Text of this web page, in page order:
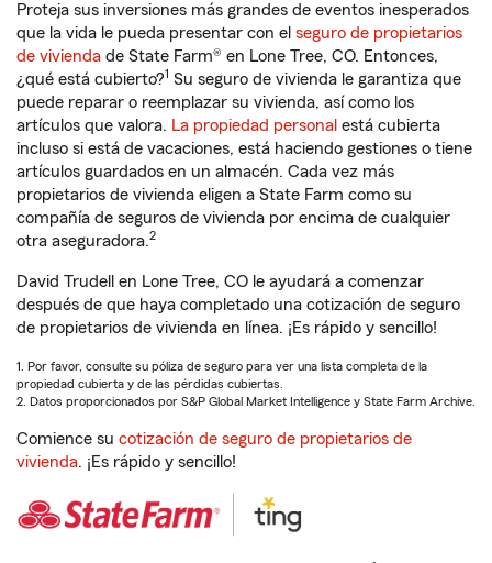
Proteja sus inversiones más grandes de eventos inesperados
que la vida le pueda presentar con el seguro de propietarios
de vivienda de State Farm® en Lone Tree, CO. Entonces,
¿qué está cubierto?1 Su seguro de vivienda le garantiza que
puede reparar o reemplazar su vivienda, así como los
artículos que valora. La propiedad personal está cubierta
incluso si está de vacaciones, está haciendo gestiones o tiene
artículos guardados en un almacén. Cada vez más
propietarios de vivienda eligen a State Farm como su
compañía de seguros de vivienda por encima de cualquier
otra aseguradora.2
David Trudell en Lone Tree, CO le ayudará a comenzar
después de que haya completado una cotización de seguro
de propietarios de vivienda en línea. ¡Es rápido y sencillo!
1. Por favor, consulte su póliza de seguro para ver una lista completa de la
propiedad cubierta y de las pérdidas cubiertas.
2. Datos proporcionados por S&P Global Market Intelligence y State Farm Archive.
Comience su cotización de seguro de propietarios de
vivienda. ¡Es rápido y sencillo!